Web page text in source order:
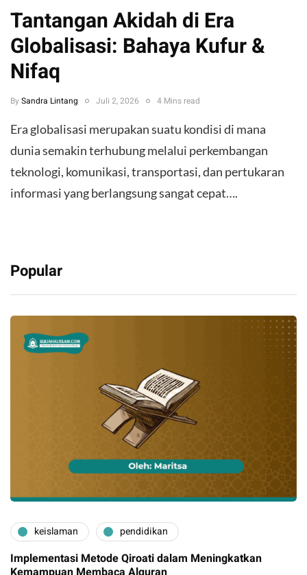
Tantangan Akidah di Era
Globalisasi: Bahaya Kufur &
Nifaq
By Sandra Lintang Juli 2, 2026 4 Mins read
Era globalisasi merupakan suatu kondisi di mana
dunia semakin terhubung melalui perkembangan
teknologi, komunikasi, transportasi, dan pertukaran
informasi yang berlangsung sangat cepat….
Popular
keislaman pendidikan
Implementasi Metode Qiroati dalam Meningkatkan